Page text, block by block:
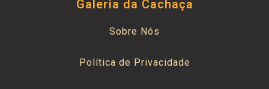
Galeria da Cachaça
Sobre Nós
Política de Privacidade